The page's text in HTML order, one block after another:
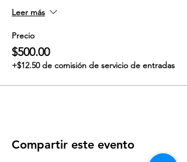
Leer más
Precio
$500.00
+$12.50 de comisión de servicio de entradas
Compartir este evento